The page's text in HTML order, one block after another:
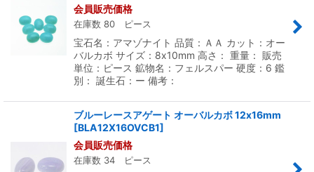
会員販売価格
在庫数 80 ピース
宝石名：アマゾナイト 品質：ＡＡ カット：オー
バルカボ サイズ：8x10mm 高さ： 重量： 販売
単位：ピース 鉱物名：フェルスパー 硬度：6 鑑
別： 誕生石：ー 備考：
ブルーレースアゲート オーバルカボ 12x16mm
[BLA12X16OVCB1]
会員販売価格
在庫数 34 ピース